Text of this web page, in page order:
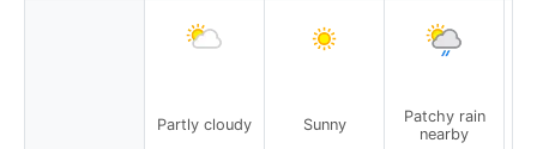
Partly cloudy Sunny
Patchy rain
nearby